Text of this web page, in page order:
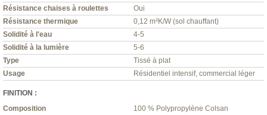
Résistance chaises à roulettes
Oui
Résistance thermique
0,12 m²K/W (sol chauffant)
Solidité à l'eau
4-5
Solidité à la lumière
5-6
Type
Tissé à plat
Usage
Résidentiel intensif, commercial léger
FINITION :
Composition
100 % Polypropylène Colsan